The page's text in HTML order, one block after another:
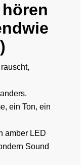
ein Ton, ein
amber LED
Sound